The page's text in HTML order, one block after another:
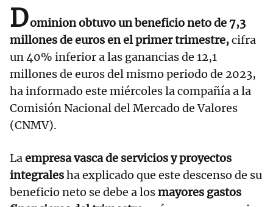
Dominion obtuvo un beneficio neto de 7,3
millones de euros en el primer trimestre,cifra
un 40% inferior a las ganancias de 12,1
millones de euros del mismo periodo de 2023,
ha informado este miércoles la compañía a la
Comisión Nacional del Mercado de Valores
(CNMV).
Laempresa vasca de servicios y proyectos
integralesha explicado que este descenso de su
beneficio neto se debe a losmayores gastos